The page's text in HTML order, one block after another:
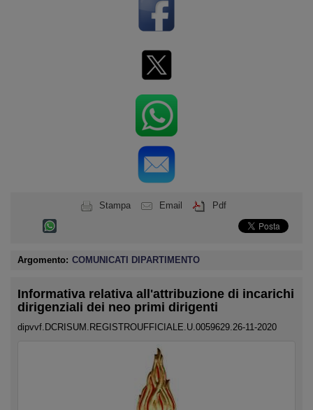
Stampa Email Pdf
Argomento: COMUNICATI DIPARTIMENTO
Informativa relativa all'attribuzione di incarichi
dirigenziali dei neo primi dirigenti
dipvvf.DCRISUM.REGISTROUFFICIALE.U.0059629.26-11-2020